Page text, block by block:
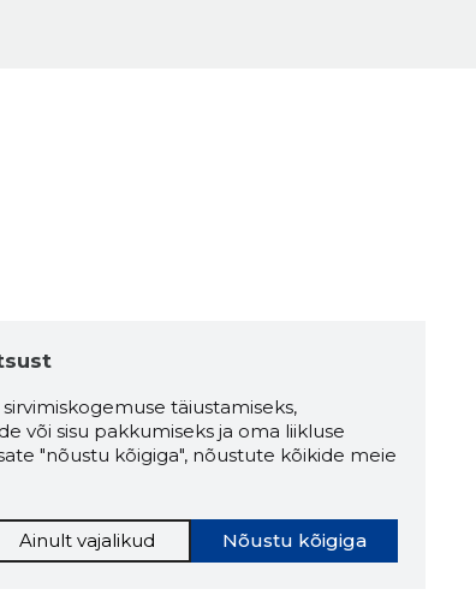
täiustamiseks,
või sisu pakkumiseks ja oma liikluse
"nõustu kõigiga", nõustute kõikide meie
Nõustu kõigiga
Ainult vajalikud